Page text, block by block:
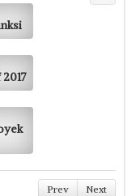
Prev Next